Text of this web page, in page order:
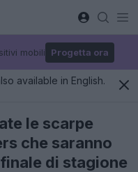
mobili Progetta ora
available in English.
le scarpe
che saranno
di stagione